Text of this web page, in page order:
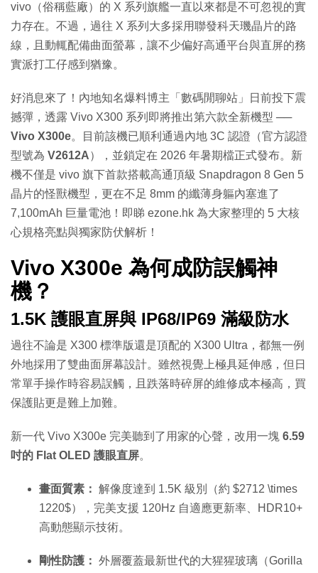
vivo（俗稱藍廠）的 X 系列旗艦一直以來都是不可忽視的實
力存在。不過，過往 X 系列大多採用聯發科天璣晶片的路
線，且動輒配備曲面螢幕，讓不少偏好高通平台與直屏的務
實派打工仔感到猶豫。
好消息來了！內地知名爆料博主「數碼閒聊站」日前投下震
撼彈，透露 Vivo X300 系列即將推出第六款全新機型 ──
Vivo X300e。目前該機已順利通過內地 3C 認證（官方認證
型號為 V2612A），並鎖定在 2026 年暑期檔正式發布。新
機不僅是 vivo 旗下首款搭載高通頂級 Snapdragon 8 Gen 5
晶片的怪獸機型，更在不足 8mm 的纖薄身軀內塞進了
7,100mAh 巨量電池！即睇 ezone.hk 為大家整理的 5 大核
心規格亮點與獨家防伏解析！
Vivo X300e 為何成防誤觸神
機？
1.5K 護眼直屏與 IP68/IP69 滿級防水
過往不論是 X300 標準版還是頂配的 X300 Ultra，都無一例
外地採用了雙曲面屏幕設計。雖然視覺上極具延伸感，但日
常單手操作時容易誤觸，且跌落時碎屏的維修成本極高，買
保護貼更是難上加難。
新一代 Vivo X300e 完美聽到了用家的心聲，改用一塊 6.59
吋的 Flat OLED 護眼直屏。
畫面質素： 解像度達到 1.5K 級別（約 $2712 \times
1220$），完美支援 120Hz 自適應更新率、HDR10+
高動態顯示技術。
剛性防護： 外層覆蓋最新世代的大猩猩玻璃（Gorilla